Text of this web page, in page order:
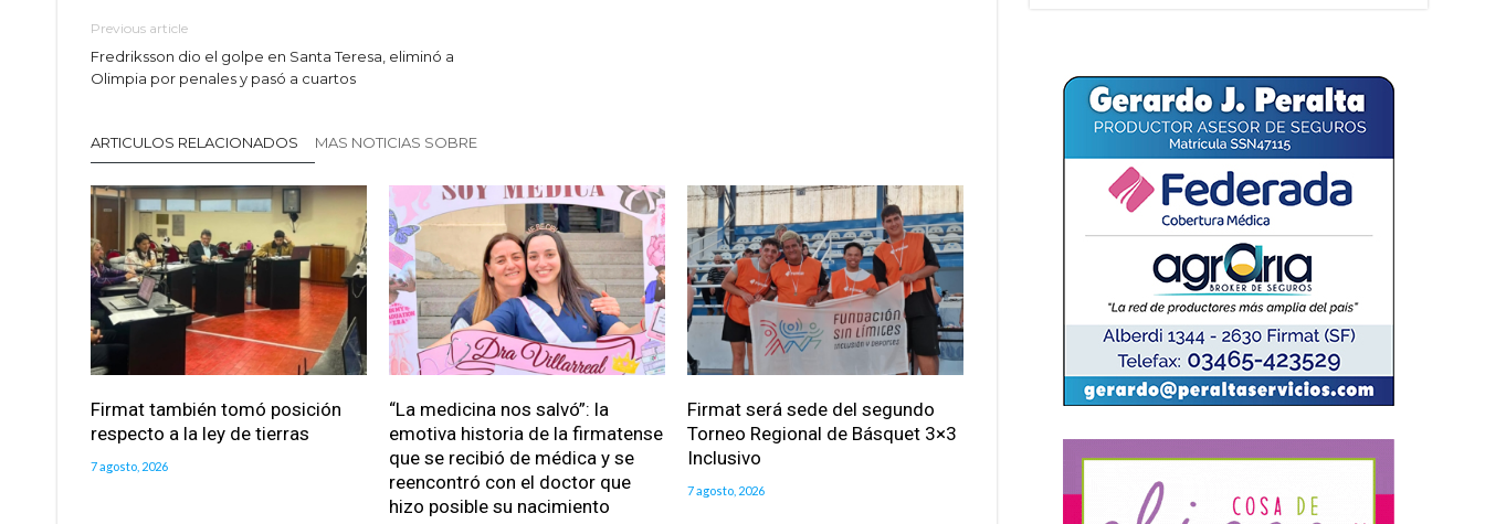
Previous article
Fredriksson dio el golpe en Santa Teresa, eliminó a
Olimpia por penales y pasó a cuartos
ARTICULOS RELACIONADOS MAS NOTICIAS SOBRE
Firmat también tomó posición
respecto a la ley de tierras
7 agosto, 2026
“La medicina nos salvó”: la
emotiva historia de la firmatense
que se recibió de médica y se
reencontró con el doctor que
hizo posible su nacimiento
Firmat será sede del segundo
Torneo Regional de Básquet 3×3
Inclusivo
7 agosto, 2026